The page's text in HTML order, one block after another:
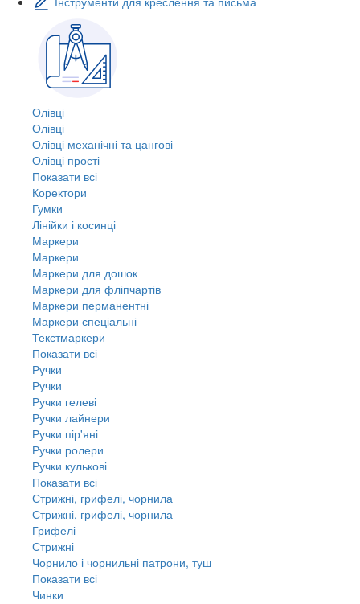
Олівці
Олівці
Олівці механічні та цангові
Олівці прості
Показати всі
Коректори
Гумки
Лінійки і косинці
Маркери
Маркери
Маркери для дошок
Маркери для фліпчартів
Маркери перманентні
Маркери спеціальні
Текстмаркери
Показати всі
Ручки
Ручки
Ручки гелеві
Ручки лайнери
Ручки пір'яні
Ручки ролери
Ручки кулькові
Показати всі
Стрижні, грифелі, чорнила
Стрижні, грифелі, чорнила
Грифелі
Стрижні
Чорнило і чорнильні патрони, туш
Показати всі
Чинки